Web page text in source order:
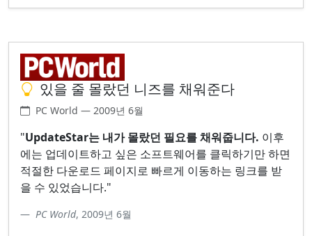
있을 줄 몰랐던 니즈를 채워준다
PC World — 2009년 6월
"UpdateStar는 내가 몰랐던 필요를 채워줍니다. 이후
에는 업데이트하고 싶은 소프트웨어를 클릭하기만 하면
적절한 다운로드 페이지로 빠르게 이동하는 링크를 받
을 수 있었습니다."
PC World, 2009년 6월